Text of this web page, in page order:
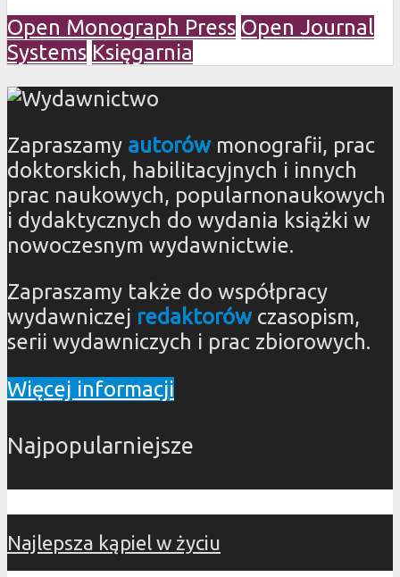
Open Monograph Press Open Journal
Systems Księgarnia
Zapraszamy autorówmonografii, prac
doktorskich, habilitacyjnych i innych
prac naukowych, popularnonaukowych
i dydaktycznych do wydania książki w
nowoczesnym wydawnictwie.
Zapraszamy także do współpracy
wydawniczej redaktorówczasopism,
serii wydawniczych i prac zbiorowych.
Więcej informacji
Najpopularniejsze
Najlepsza kąpiel w życiu